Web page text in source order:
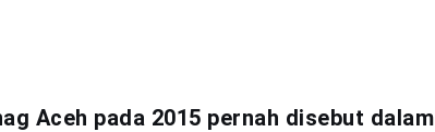
Aceh pada 2015 pernah disebut dalam